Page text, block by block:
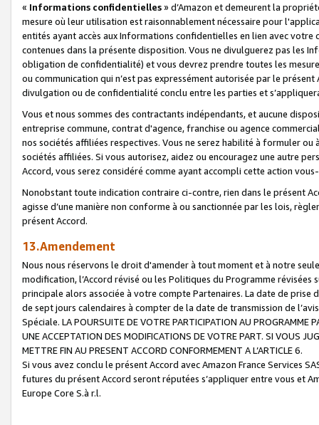
« Informations confidentielles» d’Amazon et demeurent la
mesure où leur utilisation est raisonnablement nécessaire pour
entités ayant accès aux Informations confidentielles en lien avec
contenues dans la présente disposition. Vous ne divulguerez pas les
obligation de confidentialité) et vous devrez prendre toutes les
ou communication qui n’est pas expressément autorisée par le
divulgation ou de confidentialité conclu entre les parties et
Vous et nous sommes des contractants indépendants, et aucune
entreprise commune, contrat d'agence, franchise ou agence
nos sociétés affiliées respectives. Vous ne serez habilité à formuler
sociétés affiliées. Si vous autorisez, aidez ou encouragez une autre
Accord, vous serez considéré comme ayant accompli cette action
Nonobstant toute indication contraire ci-contre, rien dans le présent
agisse d’une manière non conforme à ou sanctionnée par les lois,
présent Accord.
13.Amendement
Nous nous réservons le droit d'amender à tout moment et à notre
modification, l’Accord révisé ou les Politiques du Programme
principale alors associée à votre compte Partenaires. La date de
de sept jours calendaires à compter de la date de transmission de
Spéciale. LA POURSUITE DE VOTRE PARTICIPATION AU PROGRAMME
UNE ACCEPTATION DES MODIFICATIONS DE VOTRE PART. SI VOUS
METTRE FIN AU PRESENT ACCORD CONFORMEMENT A L’ARTICLE 6.
Si vous avez conclu le présent Accord avec Amazon France Services
futures du présent Accord seront réputées s’appliquer entre vous et
Europe Core S.à r.l.